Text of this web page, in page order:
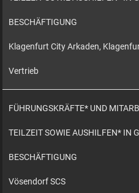
BESCHÄFTIGUNG
Klagenfurt City Arkaden,
Vertrieb
FÜHRUNGSKRÄFTE* UND
TEILZEIT SOWIE AUSHILFEN* IN
BESCHÄFTIGUNG
Vösendorf SCS